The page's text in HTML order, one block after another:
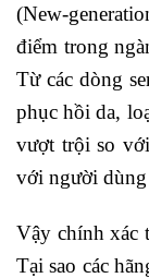
(New-
điểm trong
Từ các dòng
phục hồi da,
vượt trội so
với người
Vậy chính xác
Tại sao các